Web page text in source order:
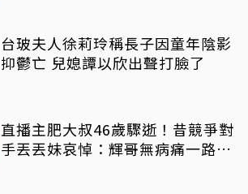
台玻夫人徐莉玲稱長子因童年陰影
抑鬱亡 兒媳譚以欣出聲打臉了
直播主肥大叔46歲驟逝！昔競爭對
手丟丟妹哀悼：輝哥無病痛一路好